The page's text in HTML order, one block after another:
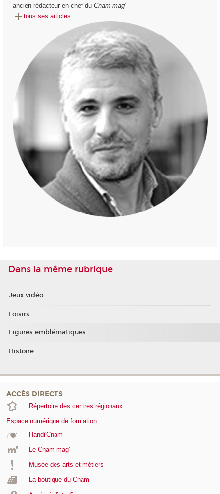
ancien rédacteur en chef du Cnam mag'
tous ses articles
Dans la même rubrique
Jeux vidéo
Loisirs
Figures emblématiques
Histoire
ACCÈS DIRECTS
Répertoire des centres régionaux
Espace numérique de formation
Handi'Cnam
Le Cnam mag'
Musée des arts et métiers
La boutique du Cnam